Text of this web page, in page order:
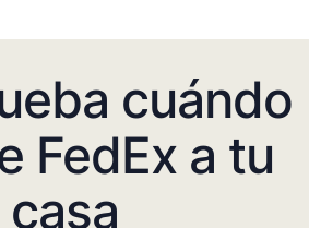
cuándo
FedEx a tu
casa